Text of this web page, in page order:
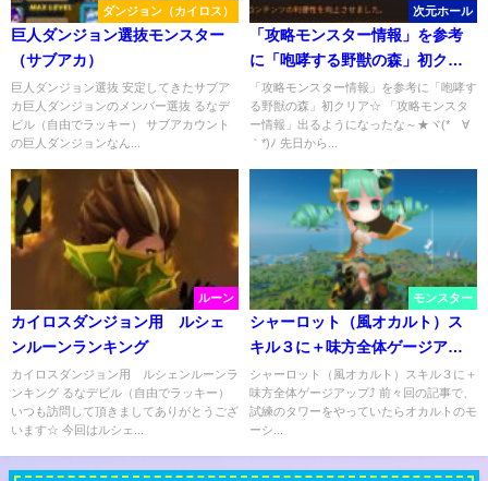
ダンジョン（カイロス）
巨人ダンジョン選抜モンスター
（サブアカ）
巨人ダンジョン選抜 安定してきたサブア
カ巨人ダンジョンのメンバー選抜 るなデ
ビル（自由でラッキー） サブアカウント
の巨人ダンジョンなん...
次元ホール
「攻略モンスター情報」を参考
に「咆哮する野獣の森」初クリ
ア☆
「攻略モンスター情報」を参考に「咆哮す
る野獣の森」初クリア☆ 「攻略モンスタ
ー情報」出るようになったな～★ヾ(*´∀
｀*)ﾉ 先日から...
ルーン
カイロスダンジョン用 ルシェ
ンルーンランキング
カイロスダンジョン用 ルシェンルーンラ
ンキング るなデビル（自由でラッキー）
いつも訪問して頂きましてありがとうござ
います☆ 今回はルシェ...
モンスター
シャーロット（風オカルト）ス
キル３に＋味方全体ゲージアッ
プ⤴
シャーロット（風オカルト）スキル３に＋
味方全体ゲージアップ⤴ 前々回の記事で、
試練のタワーをやっていたらオカルトのモ
ーシ...